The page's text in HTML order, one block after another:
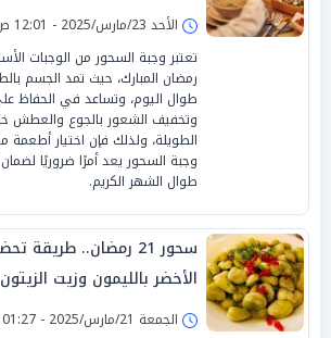
الأحد 23/مارس/2025 - 12:01 ص
تعتبر وجبة السحور من الوجبات
رمضان المبارك، حيث تمد الجسم
طوال اليوم، وتساعد في الحفاظ
وتخفيف الشعور بالجوع والعطش
الطويلة، ولذلك فإن اختيار
وجبة السحور يعد أمرًا ضروريًا
طوال الشهر الكريم.
سحور 21 رمضان..
الأخضر بالليمون وزيت الزيتون
الجمعة 21/مارس/2025 - 01:27 ص